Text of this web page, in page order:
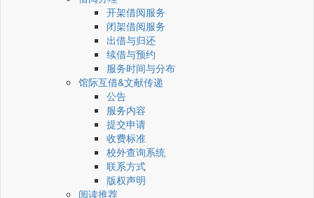
开架借阅服务
闭架借阅服务
出借与归还
续借与预约
服务时间与分布
馆际互借&文献传递
公告
服务内容
提交申请
收费标准
校外查询系统
联系方式
版权声明
阅读推荐